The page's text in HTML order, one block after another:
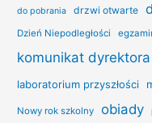
do pobrania drzwi otwarte
Dzień Niepodległości
komunikat dyrektora
laboratorium przyszłości
Nowy rok szkolny obiady